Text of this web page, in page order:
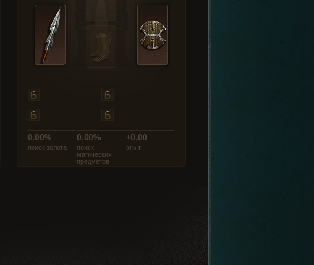
0,00%
поиск золота
0,00%
поиск
магических
предметов
+0,00
опыт